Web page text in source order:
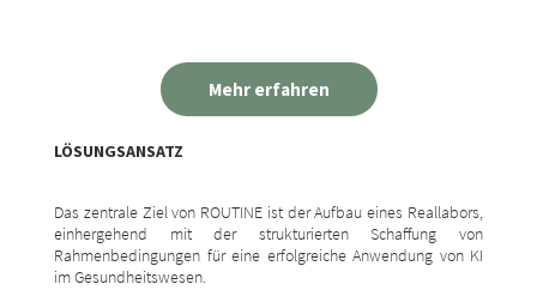
Mehr erfahren
LÖSUNGSANSATZ
Das zentrale Ziel von ROUTINE ist der Aufbau eines Reallabors,
einhergehend mit der strukturierten Schaffung von
Rahmenbedingungen für eine erfolgreiche Anwendung von KI
im Gesundheitswesen.